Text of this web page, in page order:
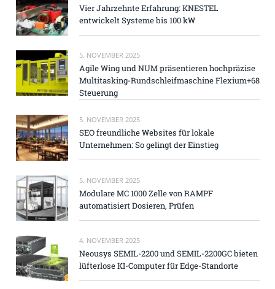
Vier Jahrzehnte Erfahrung: KNESTEL
entwickelt Systeme bis 100 kW
5. NOVEMBER 2025
Agile Wing und NUM präsentieren hochpräzise
Multitasking-Rundschleifmaschine Flexium+68
Steuerung
5. NOVEMBER 2025
SEO freundliche Websites für lokale
Unternehmen: So gelingt der Einstieg
5. NOVEMBER 2025
Modulare MC 1000 Zelle von RAMPF
automatisiert Dosieren, Prüfen
4. NOVEMBER 2025
Neousys SEMIL-2200 und SEMIL-2200GC bieten
lüfterlose KI-Computer für Edge-Standorte